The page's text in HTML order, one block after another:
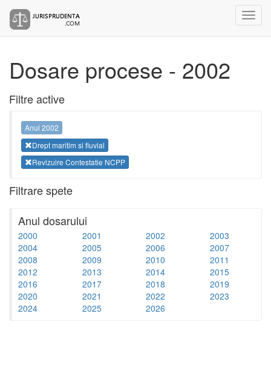
Dosare procese - 2002
Filtre active
Anul 2002
Drept maritim si fluvial
Revizuire Contestatie NCPP
Filtrare spete
Anul dosarului
2000 2001 2002
2003
2004
2005 2006
2007
2008
2009 2010
2011
2012
2013 2014
2015
2016
2017 2018
2019
2020
2021 2022
2023
2024
2025 2026